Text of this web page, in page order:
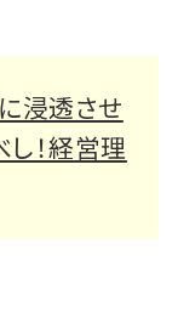
浸透させ
！経営理